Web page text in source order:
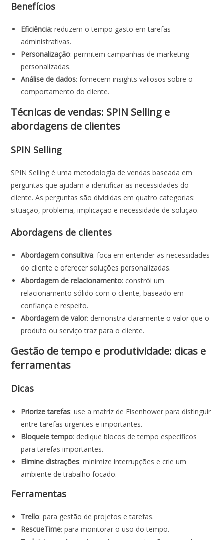
Benefícios
Eficiência: reduzem o tempo gasto em tarefas
administrativas.
Personalização: permitem campanhas de marketing
personalizadas.
Análise de dados: fornecem insights valiosos sobre o
comportamento do cliente.
Técnicas de vendas: SPIN Selling e
abordagens de clientes
SPIN Selling
SPIN Selling é uma metodologia de vendas baseada em
perguntas que ajudam a identificar as necessidades do
cliente. As perguntas são divididas em quatro categorias:
situação, problema, implicação e necessidade de solução.
Abordagens de clientes
Abordagem consultiva: foca em entender as necessidades
do cliente e oferecer soluções personalizadas.
Abordagem de relacionamento: constrói um
relacionamento sólido com o cliente, baseado em
confiança e respeito.
Abordagem de valor: demonstra claramente o valor que o
produto ou serviço traz para o cliente.
Gestão de tempo e produtividade: dicas e
ferramentas
Dicas
Priorize tarefas: use a matriz de Eisenhower para distinguir
entre tarefas urgentes e importantes.
Bloqueie tempo: dedique blocos de tempo específicos
para tarefas importantes.
Elimine distrações: minimize interrupções e crie um
ambiente de trabalho focado.
Ferramentas
Trello: para gestão de projetos e tarefas.
RescueTime: para monitorar o uso do tempo.